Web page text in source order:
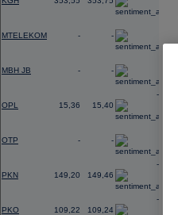
MTELEKOM - -
MBH JB - -
OPL 15,36 15,40
-0,36
OTP - -
PKN 149,20 149,46
-2,38
PKO 109,22 109,24
-0,60